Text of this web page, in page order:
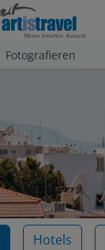
Fotografieren
Hotels